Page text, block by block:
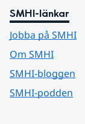
SMHI-länkar
Jobba på SMHI
Om SMHI
SMHI-bloggen
SMHI-podden